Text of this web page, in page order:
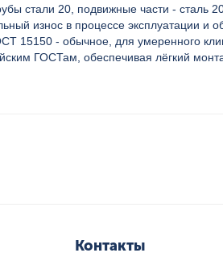
стали 20, подвижные части - сталь
износ в процессе эксплуатации и
15150 - обычное, для умеренного
ГОСТам, обеспечивая лёгкий
Контакты